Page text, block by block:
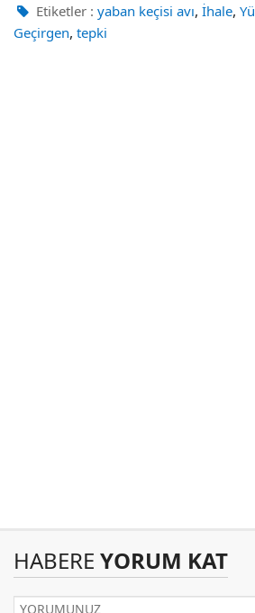
Etiketler : yaban keçisi avı, İhale,
Geçirgen, tepki
HABERE YORUM KAT